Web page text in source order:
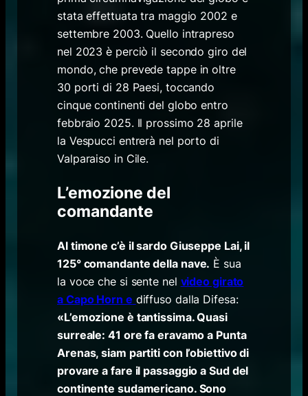
stata effettuata tra maggio 2002 e
settembre 2003. Quello intrapreso
nel 2023 è perciò il secondo giro del
mondo, che prevede tappe in oltre
30 porti di 28 Paesi, toccando
cinque continenti del globo entro
febbraio 2025. Il prossimo 28 aprile
la Vespucci entrerà nel porto di
Valparaiso in Cile.
L’emozione del
comandante
Al timone c’è il sardo Giuseppe Lai, il
125° comandante della nave. È sua
la voce che si sente nel video girato
a Capo Horn e diffuso dalla Difesa:
«L’emozione è tantissima. Quasi
surreale: 41 ore fa eravamo a Punta
Arenas, siam partiti con l’obiettivo di
provare a fare il passaggio a Sud del
continente sudamericano. Sono